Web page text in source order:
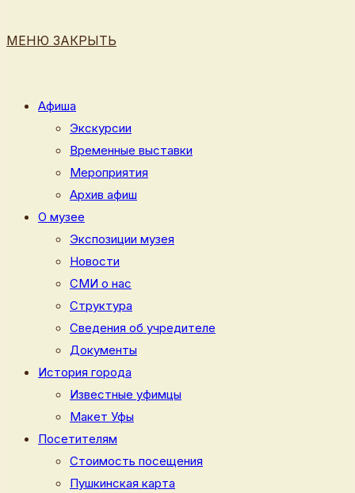
ВЕБ-
МЕНЮ ЗАКРЫТЬ
Афиша
Экскурсии
Временные выставки
Мероприятия
Архив афиш
О музее
Экспозиции музея
Новости
СМИ о нас
Структура
Сведения об учредителе
Документы
История города
Известные уфимцы
Макет Уфы
Посетителям
Стоимость посещения
Пушкинская карта